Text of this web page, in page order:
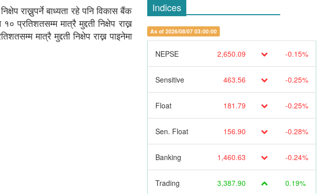
राख्नुपर्ने बाध्यता रहे पनि विकास बैंक
मात्रै मुद्दती निक्षेप राख्न
मात्रै मुद्दती निक्षेप राख्न पाइनेमा
Indices
As of 2026/08/07 03:00:00
NEPSE 2,650.09 -0.15%
Sensitive 463.56 -0.25%
Float 181.79 -0.25%
Sen. Float 156.90 -0.28%
Banking 1,460.63 -0.24%
Trading 3,387.90 0.19%